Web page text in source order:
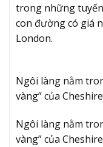
trong những
con đường có giá
London.
Ngôi làng nằm
vàng” của
Ngôi làng nằm
vàng” của